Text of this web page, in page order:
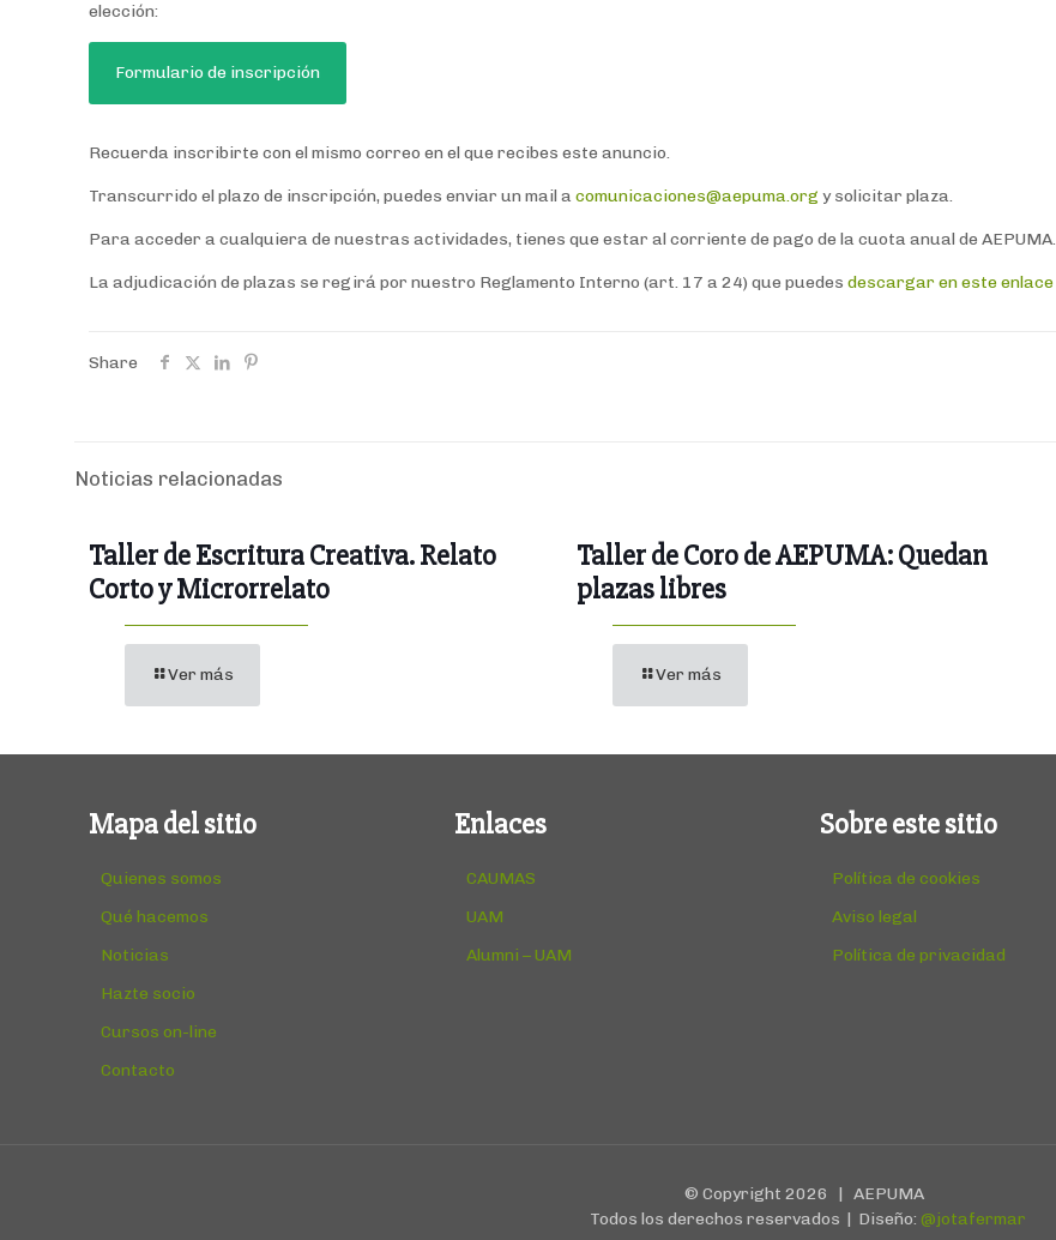
elección:
Formulario de inscripción
Recuerda inscribirte con el mismo correo en el que recibes este anuncio.
Transcurrido el plazo de inscripción, puedes enviar un mail acomunicaciones@aepuma.org y solicitar plaza.
Para acceder a cualquiera de nuestras actividades, tienes que estar al corriente de pago de la cuota anual de AEPUMA.
La adjudicación de plazas se regirá por nuestro Reglamento Interno (art. 17 a 24) que puedesdescargar en este enlace
Share
Noticias relacionadas
Taller de Escritura Creativa. Relato
Corto y Microrrelato
Ver más
Taller de Coro de AEPUMA: Quedan
plazas libres
Ver más
Mapa del sitio
Quienes somos
Qué hacemos
Noticias
Hazte socio
Cursos on-line
Contacto
Enlaces
CAUMAS
UAM
Alumni – UAM
Sobre este sitio
Política de cookies
Aviso legal
Política de privacidad
© Copyright 2026 | AEPUMA
Todos los derechos reservados | Diseño: @jotafermar